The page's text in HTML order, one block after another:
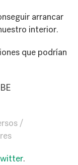
arrancar
interior.
que podrían
.